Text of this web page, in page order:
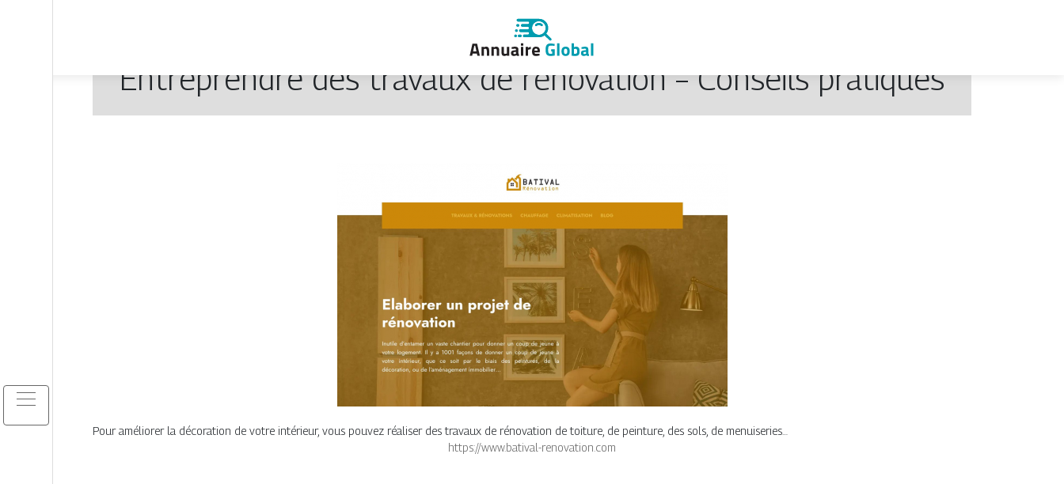
Entreprendre des travaux de rénovation – Conseils pratiques
Pour améliorer la décoration de votre intérieur, vous pouvez réaliser des travaux de rénovation de toiture, de peinture, des sols, de menuiseries…
https://www.batival-renovation.com